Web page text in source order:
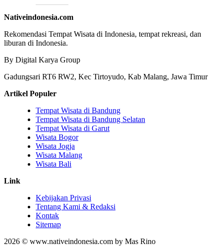
Nativeindonesia.com
Rekomendasi Tempat Wisata di Indonesia, tempat rekreasi, dan
liburan di Indonesia.
By Digital Karya Group
Gadungsari RT6 RW2, Kec Tirtoyudo, Kab Malang, Jawa Timur
Artikel Populer
Tempat Wisata di Bandung
Tempat Wisata di Bandung Selatan
Tempat Wisata di Garut
Wisata Bogor
Wisata Jogja
Wisata Malang
Wisata Bali
Link
Kebijakan Privasi
Tentang Kami & Redaksi
Kontak
Sitemap
2026 © www.nativeindonesia.com by Mas Rino